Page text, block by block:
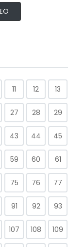
11 12 13
27 28 29
43 44 45
59 60 61
75 76 77
91 92 93
107 108 109